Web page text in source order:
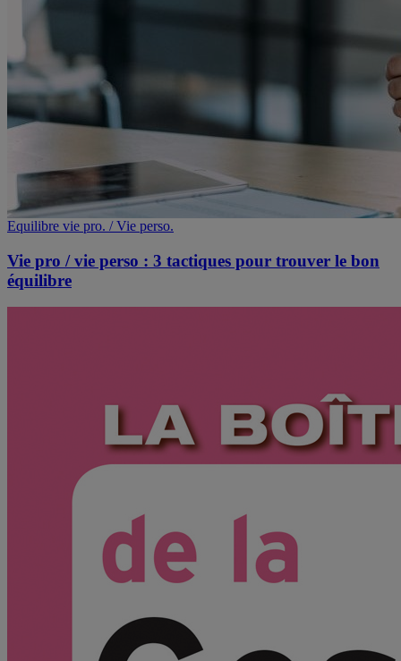
Equilibre vie pro. / Vie perso.
Vie pro / vie perso : 3 tactiques pour trouver le bon
équilibre